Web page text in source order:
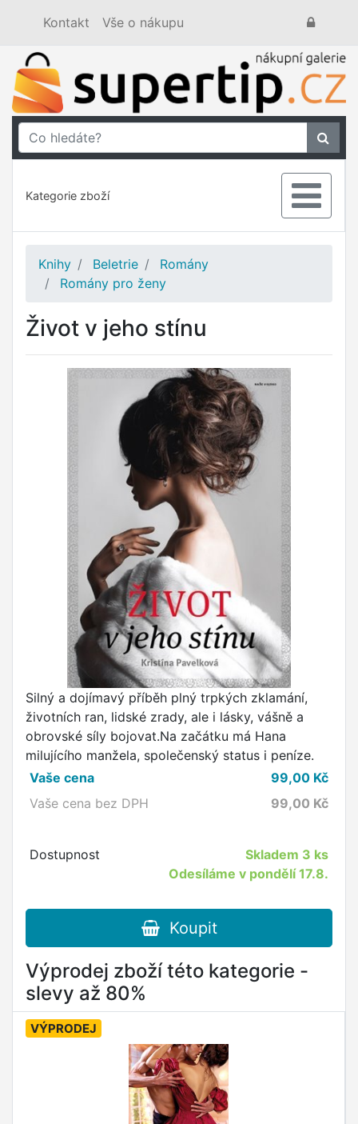
Kontakt Vše o nákupu
Kategorie zboží
Knihy Beletrie
Romány
Romány pro ženy
Život v jeho stínu
Silný a dojímavý příběh plný trpkých zklamání,
životních ran, lidské zrady, ale i lásky, vášně a
obrovské síly bojovat.Na začátku má Hana
milujícího manžela, společenský status i peníze.
Vaše cena
99,00 Kč
Vaše cena bez DPH
99,00 Kč
Dostupnost Skladem 3 ks
Odesíláme v pondělí 17.8.
Koupit
Výprodej zboží této kategorie -
slevy až 80%
VÝPRODEJ